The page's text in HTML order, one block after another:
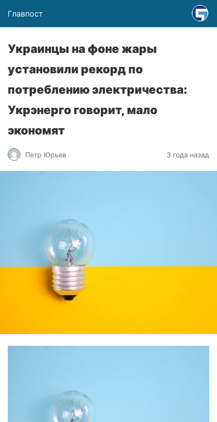
Главпост
Украинцы на фоне жары
установили рекорд по
потреблению электричества:
Укрэнерго говорит, мало
экономят
Петр Юрьев 3 года назад